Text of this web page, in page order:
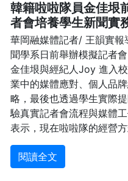
韓籍啦啦隊員金佳垠
者會培養學生新聞實
華岡融媒體記者/ 王韻實報
聞學系日前舉辦模擬記者
金佳垠與經紀人Joy 進入
業中的媒體應對、個人品
略，最後也透過學生實際
驗真實記者會流程與媒體
表示，現在啦啦隊的經營
閱讀全文